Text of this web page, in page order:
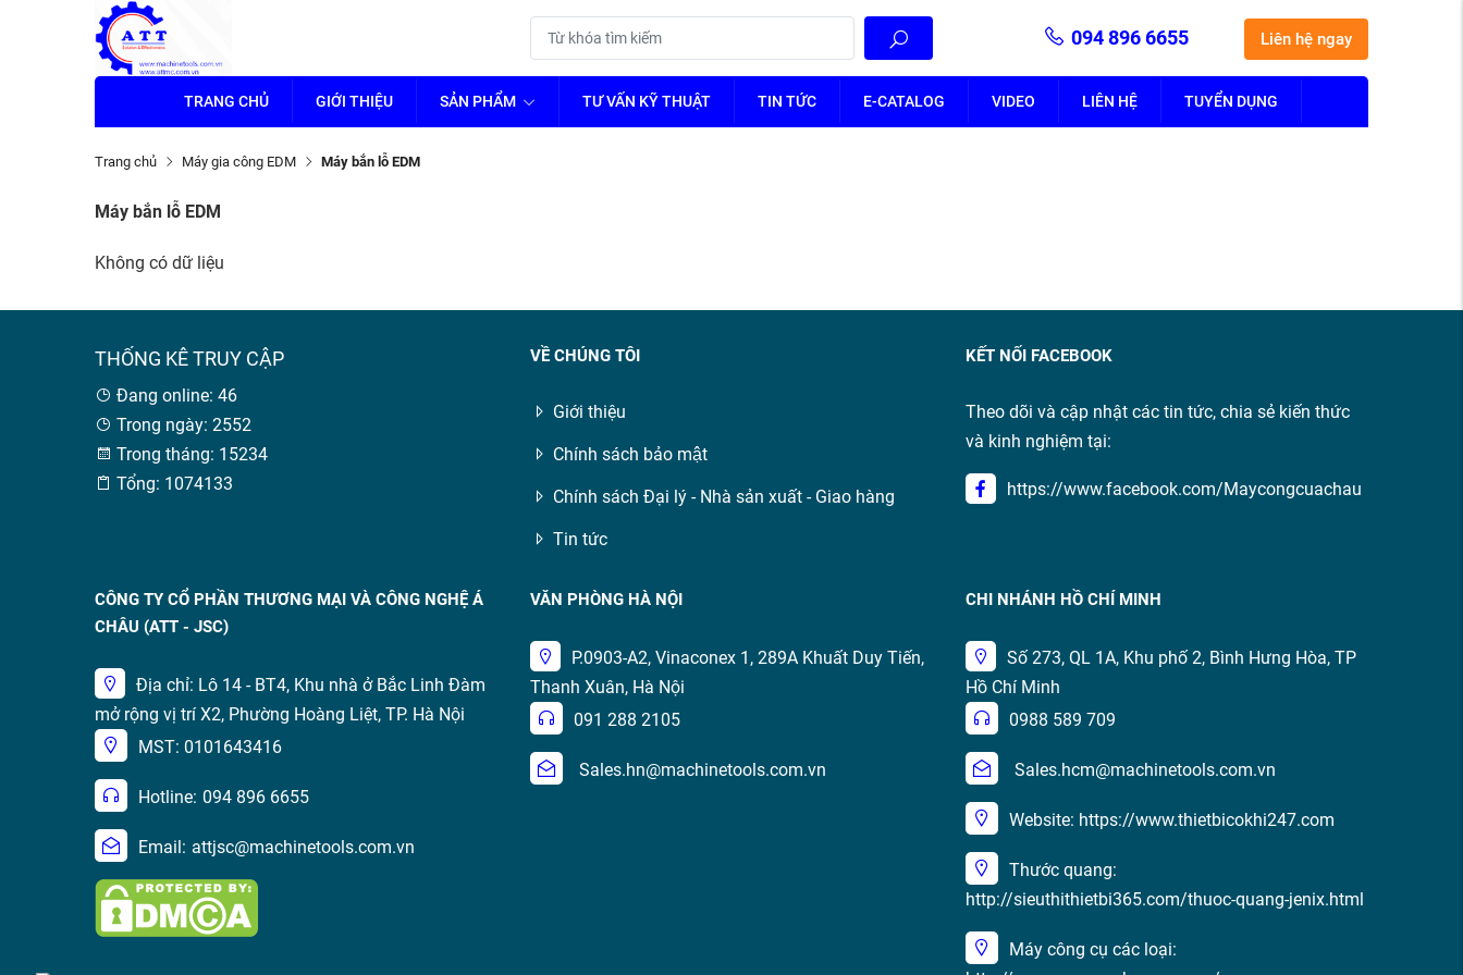
094 896 6655 Liên hệ ngay
TRANG CHỦ GIỚI THIỆU SẢN PHẨM TƯ VẤN KỸ THUẬT TIN TỨC E-CATALOG VIDEO LIÊN HỆ TUYỂN DỤNG
Trang chủ Máy gia công EDM Máy bắn lỗ EDM
Máy bắn lỗ EDM
Không có dữ liệu
THỐNG KÊ TRUY CẬP
Đang online: 46
Trong ngày: 2552
Trong tháng: 15234
Tổng: 1074133
VỀ CHÚNG TÔI
Giới thiệu
Chính sách bảo mật
Chính sách Đại lý - Nhà sản xuất - Giao hàng
Tin tức
KẾT NỐI FACEBOOK
Theo dõi và cập nhật các tin tức, chia sẻ kiến thức
và kinh nghiệm tại:
https://www.facebook.com/Maycongcuachau
CÔNG TY CỔ PHẦN THƯƠNG MẠI VÀ CÔNG NGHỆ Á
CHÂU (ATT - JSC)
Địa chỉ: Lô 14 - BT4, Khu nhà ở Bắc Linh Đàm
mở rộng vị trí X2, Phường Hoàng Liệt, TP. Hà Nội
MST: 0101643416
Hotline: 094 896 6655
Email: attjsc@machinetools.com.vn
VĂN PHÒNG HÀ NỘI
P.0903-A2, Vinaconex 1, 289A Khuất Duy Tiến,
Thanh Xuân, Hà Nội
091 288 2105
Sales.hn@machinetools.com.vn
CHI NHÁNH HỒ CHÍ MINH
Số 273, QL 1A, Khu phố 2, Bình Hưng Hòa, TP
Hồ Chí Minh
0988 589 709
Sales.hcm@machinetools.com.vn
Website: https://www.thietbicokhi247.com
Thước quang:
http://sieuthithietbi365.com/thuoc-quang-jenix.html
Máy công cụ các loại: